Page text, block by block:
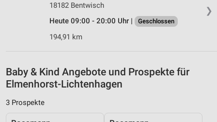
❯
18182 Bentwisch
Heute 09:00 - 20:00 Uhr |
Geschlossen
194,91 km
Baby & Kind Angebote und Prospekte für
Elmenhorst-Lichtenhagen
3 Prospekte
Nicht-IAB-Verarbeitungszwecke:
Notwendig
Performance